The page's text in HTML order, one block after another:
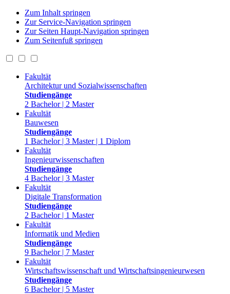
Zum Inhalt springen
Zur Service-Navigation springen
Zur Seiten Haupt-Navigation springen
Zum Seitenfuß springen
Fakultät
Architektur und Sozialwissenschaften
Studiengänge
2 Bachelor | 2 Master
Fakultät
Bauwesen
Studiengänge
1 Bachelor | 3 Master | 1 Diplom
Fakultät
Ingenieurwissenschaften
Studiengänge
4 Bachelor | 3 Master
Fakultät
Digitale Transformation
Studiengänge
2 Bachelor | 1 Master
Fakultät
Informatik und Medien
Studiengänge
9 Bachelor | 7 Master
Fakultät
Wirtschaftswissenschaft und Wirtschaftsingenieurwesen
Studiengänge
6 Bachelor | 5 Master